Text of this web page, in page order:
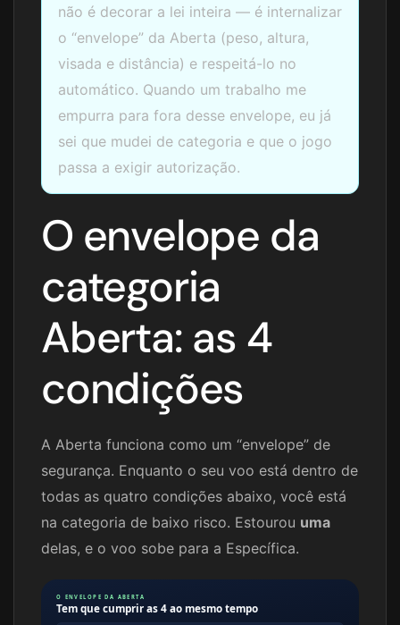
não é decorar a lei inteira — é internalizar
o “envelope” da Aberta (peso, altura,
visada e distância) e respeitá-lo no
automático. Quando um trabalho me
empurra para fora desse envelope, eu já
sei que mudei de categoria e que o jogo
passa a exigir autorização.
O envelope da
categoria
Aberta: as 4
condições
A Aberta funciona como um “envelope” de
segurança. Enquanto o seu voo está dentro de
todas as quatro condições abaixo, você está
na categoria de baixo risco. Estourou uma
delas, e o voo sobe para a Específica.
O ENVELOPE DA ABERTA
Tem que cumprir as 4 ao mesmo tempo